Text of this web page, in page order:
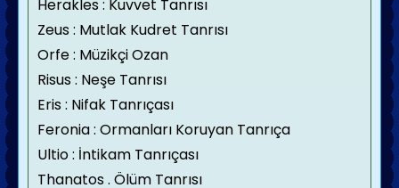
Herakles : Kuvvet Tanrısı
Zeus : Mutlak Kudret Tanrısı
Orfe : Müzikçi Ozan
Risus : Neşe Tanrısı
Eris : Nifak Tanrıçası
Feronia : Ormanları Koruyan Tanrıça
Ultio : İntikam Tanrıçası
Thanatos . Ölüm Tanrısı